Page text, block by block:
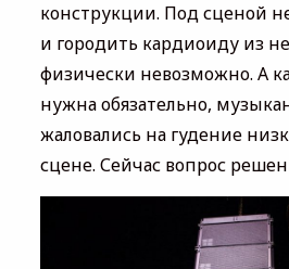
конструкции. Под сценой
и городить кардиоиду из
физически невозможно. А
нужна обязательно,
жаловались на гудение
сцене. Сейчас вопрос